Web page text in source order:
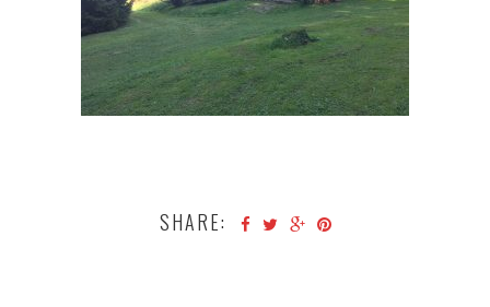
SHARE: